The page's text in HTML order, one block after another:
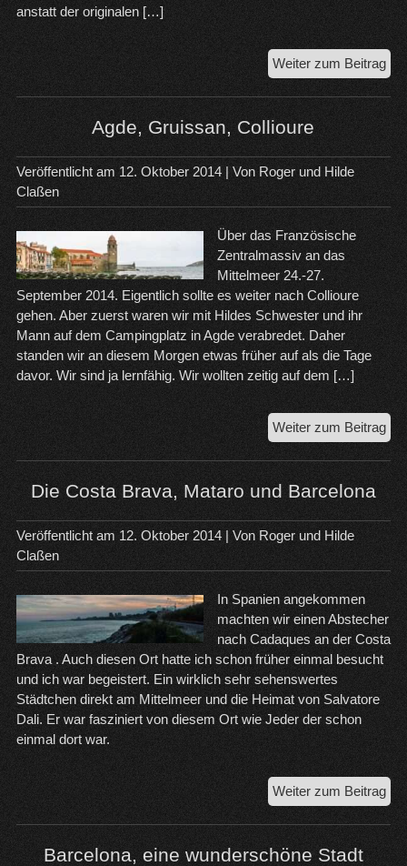
anstatt der originalen […]
Weiter zum Beitrag
das
Agde, Gruissan, Collioure
Veröffentlicht am 12. Oktober 2014| Von Roger und Hilde
Claßen
Über das Französische
Zentralmassiv an das
Mittelmeer 24.-27.
September 2014. Eigentlich sollte es weiter nach Collioure
gehen. Aber zuerst waren wir mit Hildes Schwester und ihr
Mann auf dem Campingplatz in Agde verabredet. Daher
standen wir an diesem Morgen etwas früher auf als die Tage
davor. Wir sind ja lernfähig. Wir wollten zeitig auf dem […]
Weiter zum Beitrag
Die Costa Brava, Mataro und Barcelona
Veröffentlicht am 12. Oktober 2014| Von Roger und Hilde
Claßen
In Spanien angekommen
machten wir einen Abstecher
nach Cadaques an der Costa
Brava . Auch diesen Ort hatte ich schon früher einmal besucht
und ich war begeistert. Ein wirklich sehr sehenswertes
Städtchen direkt am Mittelmeer und die Heimat von Salvatore
Dali. Er war fasziniert von diesem Ort wie Jeder der schon
einmal dort war.
Weiter zum BeitragDie
Barcelona, eine wunderschöne Stadt